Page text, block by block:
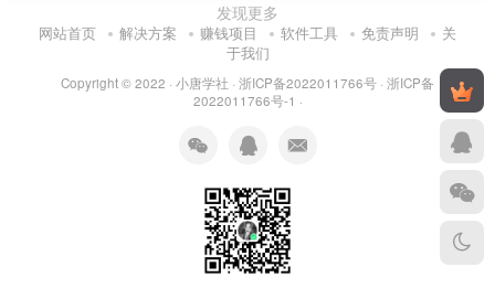
发现更多
网站首页 解决方案 赚钱项目 软件工具 免责声明
关
于我们
Copyright © 2022 · 小唐学社 · 浙ICP备2022011766号 · 浙ICP备
2022011766号-1 ·